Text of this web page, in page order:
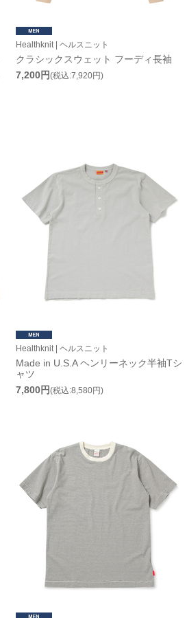
Healthknit | ヘルスニット
クラシックスウェット フーディ長袖
7,200円(税込:7,920円)
Healthknit | ヘルスニット
Made in U.S.A ヘンリーネック半袖Tシ
ャツ
7,800円(税込:8,580円)